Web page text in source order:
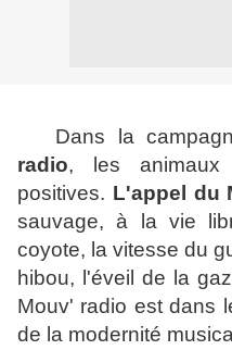
Dans la
radio, les animaux
positives. L'appel du
sauvage, à la vie
coyote, la vitesse du
hibou, l'éveil de la
Mouv' radio est dans
de la modernité